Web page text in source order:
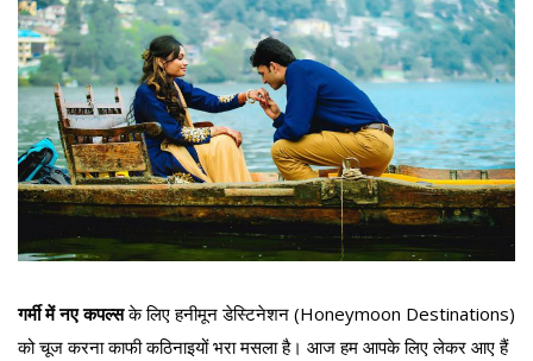
गर्मी में नए कपल्सके लिए हनीमून डेस्टिनेशन (Honeymoon Destinations)
को चूज करना काफी कठिनाइयों भरा मसला है। आज हम आपके लिए लेकर आए हैं